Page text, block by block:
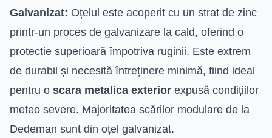
Galvanizat: Oțelul este acoperit cu un strat de zinc
printr-un proces de galvanizare la cald, oferind o
protecție superioară împotriva ruginii. Este extrem
de durabil și necesită întreținere minimă, fiind ideal
pentru o scara metalica exterior expusă condițiilor
meteo severe. Majoritatea scărilor modulare de la
Dedeman sunt din oțel galvanizat.